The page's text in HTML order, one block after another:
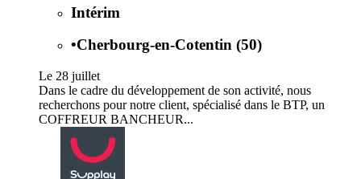
Intérim
•Cherbourg-en-Cotentin (50)
Le 28 juillet
Dans le cadre du développement de son activité, nous
recherchons pour notre client, spécialisé dans le BTP, un
COFFREUR BANCHEUR...